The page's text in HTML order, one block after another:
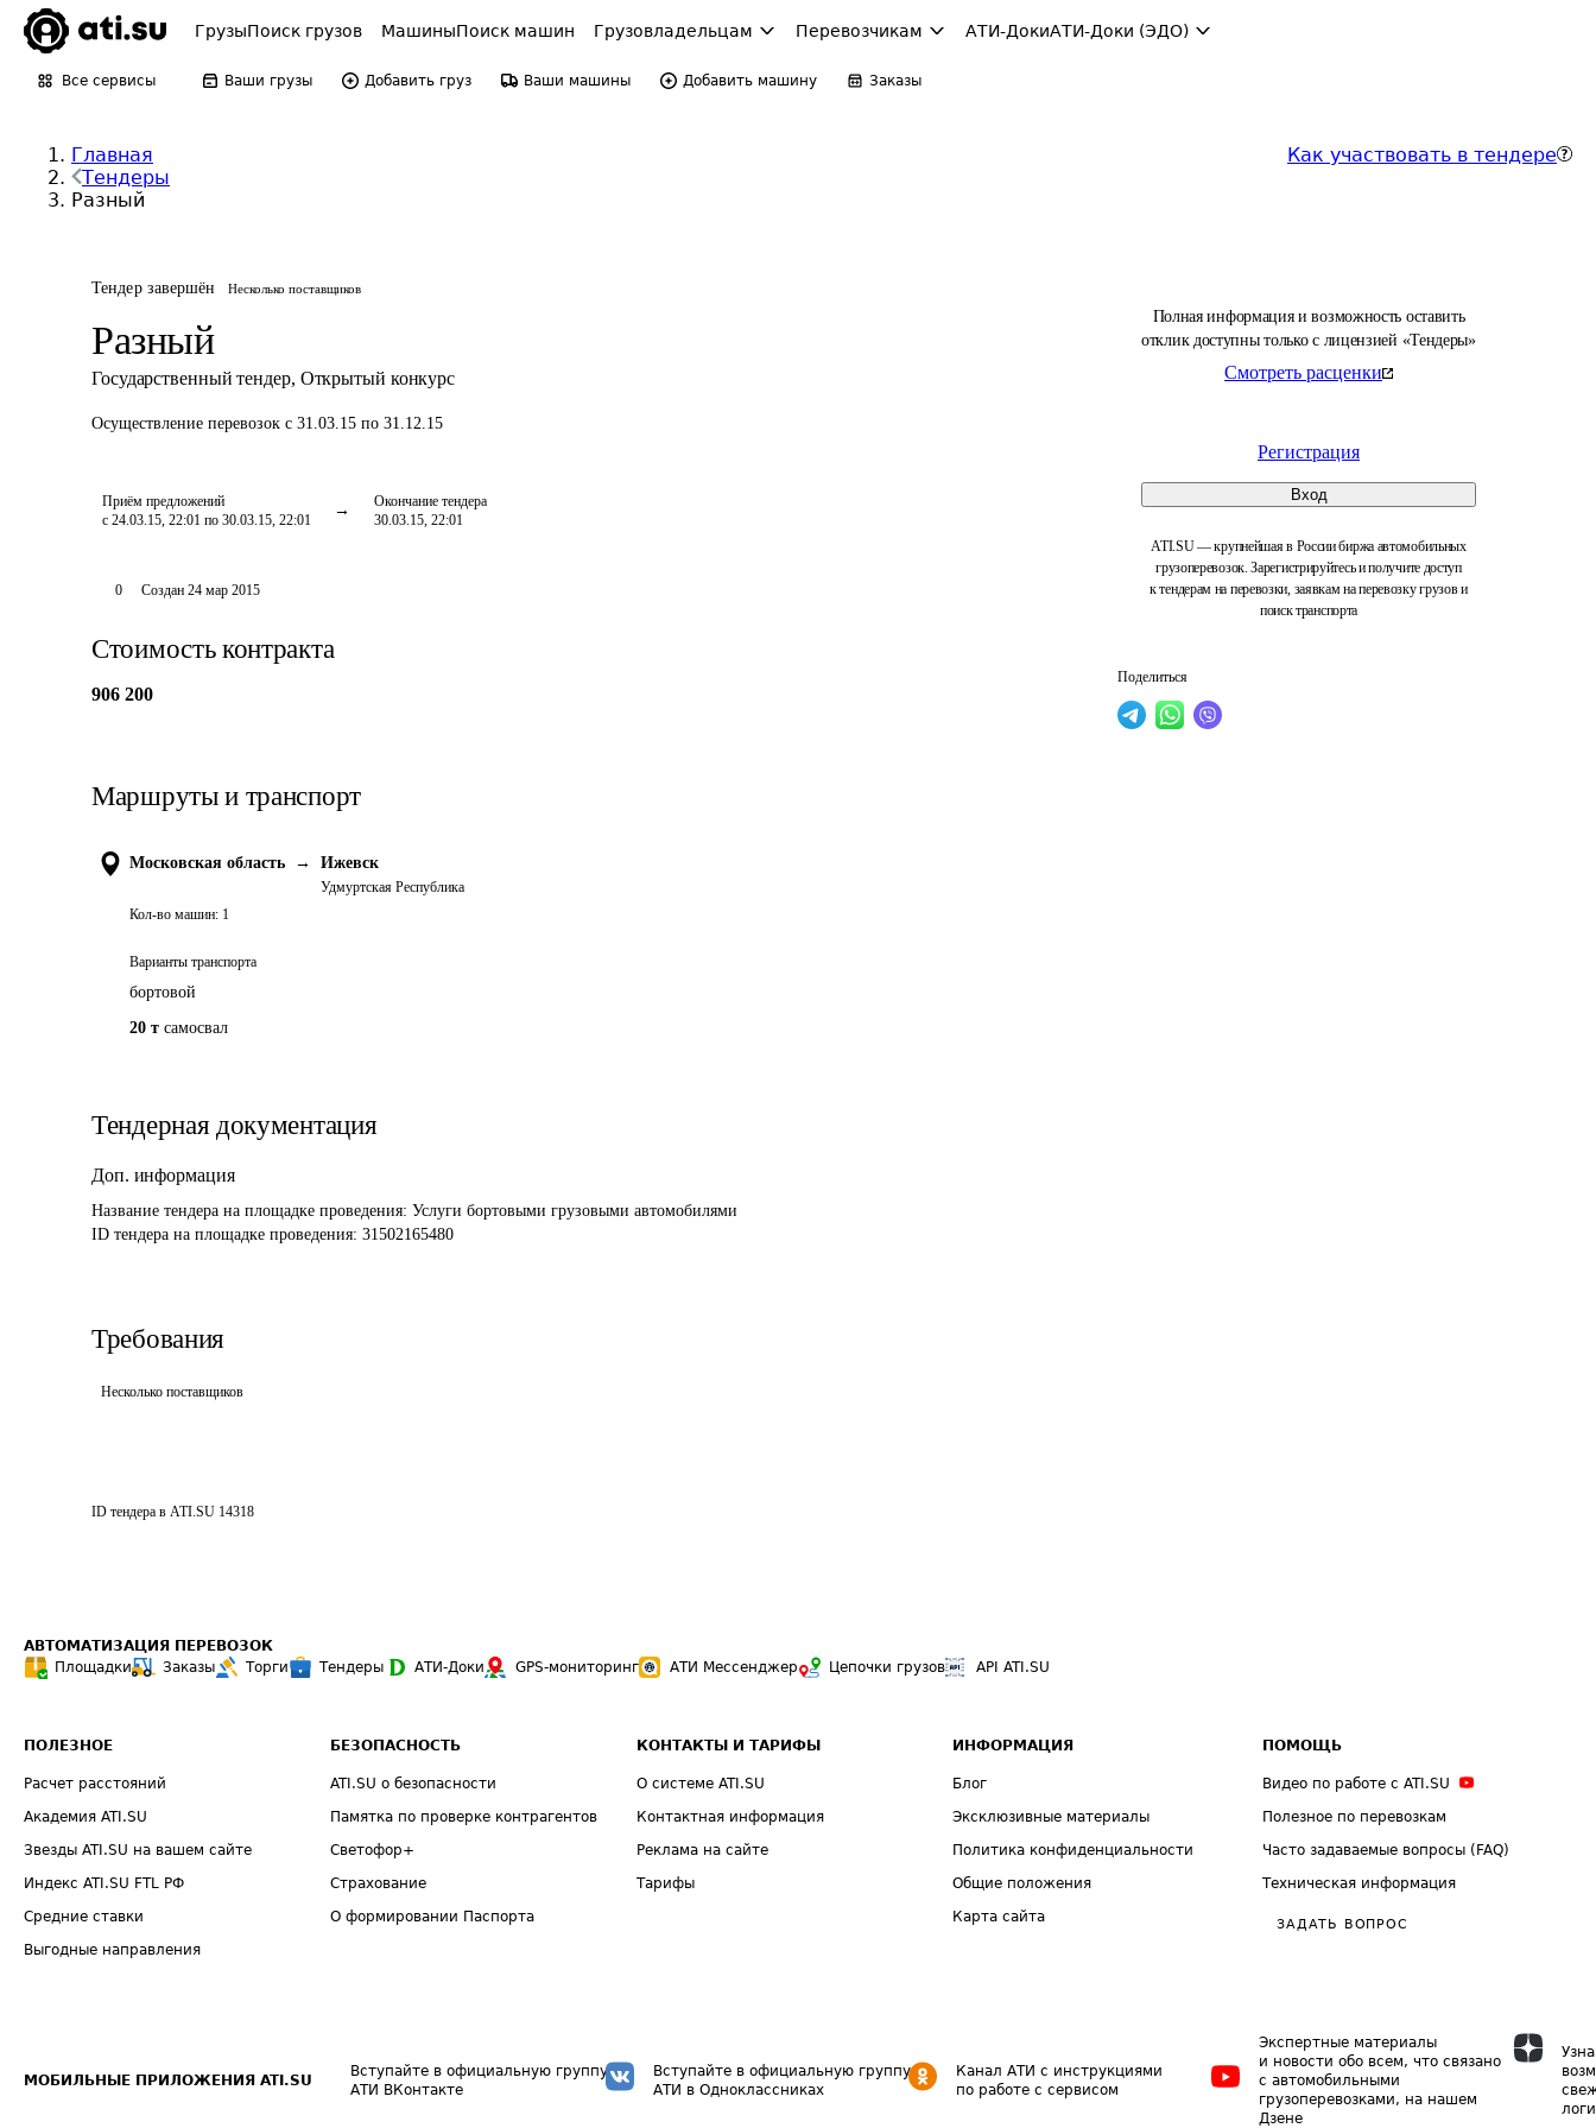
ГрузыПоиск грузов МашиныПоиск машин Грузовладельцам Перевозчикам АТИ-ДокиАТИ-Доки (ЭДО)
Все сервисы Ваши грузы Добавить груз Ваши машины Добавить машину Заказы
Главная
Тендеры
Разный
Как участвовать в тендере
Тендер завершён Несколько поставщиков
Разный
Государственный тендер, Открытый конкурс
Осуществление перевозок с 31.03.15 по 31.12.15
Приём предложений
с 24.03.15, 22:01 по 30.03.15, 22:01
Окончание тендера
30.03.15, 22:01
Полная информация и возможность оставить
отклик доступны только с лицензией «Тендеры»
Смотреть расценки
Регистрация
Вход
ATI.SU — крупнейшая в России биржа автомобильных
грузоперевозок. Зарегистрируйтесь и получите доступ
к тендерам на перевозки, заявкам на перевозку грузов и
поиск транспорта
Поделиться
0 Создан 24 мар 2015
Стоимость контракта
906 200
Маршруты и транспорт
Московская область → Ижевск
Удмуртская Республика
Кол-во машин: 1
Варианты транспорта
бортовой
20 т самосвал
Тендерная документация
Доп. информация
Название тендера на площадке проведения: Услуги бортовыми грузовыми автомобилями
ID тендера на площадке проведения: 31502165480
Требования
Несколько поставщиков
ID тендера в ATI.SU 14318
АВТОМАТИЗАЦИЯ ПЕРЕВОЗОК
Площадки
Заказы Торги Тендеры АТИ-Доки GPS-мониторинг АТИ Мессенджер Цепочки грузов API ATI.SU
ПОЛЕЗНОЕ
Расчет расстояний
Академия ATI.SU
Звезды ATI.SU на вашем сайте
Индекс ATI.SU FTL РФ
Средние ставки
Выгодные направления
БЕЗОПАСНОСТЬ
ATI.SU о безопасности
Памятка по проверке контрагентов
Светофор+
Страхование
О формировании Паспорта
КОНТАКТЫ И ТАРИФЫ
О системе ATI.SU
Контактная информация
Реклама на сайте
Тарифы
ИНФОРМАЦИЯ
Блог
Эксклюзивные материалы
Политика конфиденциальности
Общие положения
Карта сайта
ПОМОЩЬ
Видео по работе с ATI.SU
Полезное по перевозкам
Часто задаваемые вопросы (FAQ)
Техническая информация
ЗАДАТЬ ВОПРОС
МОБИЛЬНЫЕ ПРИЛОЖЕНИЯ ATI.SU
Вступайте в официальную группу
АТИ ВКонтакте
Вступайте в официальную группу
АТИ в Одноклассниках
Канал АТИ с инструкциями
по работе с сервисом
Экспертные материалы
и новости обо всем, что связано
с автомобильными
грузоперевозками, на нашем
Дзене